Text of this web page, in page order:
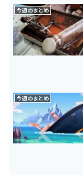
今週のまとめ
今週のまとめ